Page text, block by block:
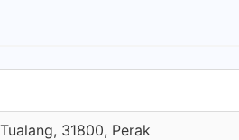
31800, Perak